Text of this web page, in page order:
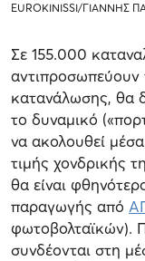
EUROKINISSI/ΓΙΑΝΝΗΣ
Σε 155.000
κατανάλωσης, θα
το δυναμικό
να ακολουθεί
τιμής χονδρικής
θα είναι
παραγωγής από
φωτοβολταϊκών).
συνδέονται στη